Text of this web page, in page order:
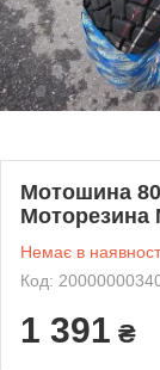
Мотошина
Моторезина
Немає в
Код:
1 391 ₴